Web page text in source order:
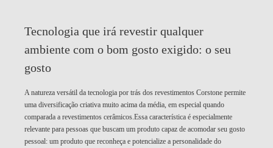
Tecnologia que irá revestir qualquer
ambiente com o bom gosto exigido: o seu
gosto
A natureza versátil da tecnologia por trás dos revestimentos Corstone permite
uma diversificação criativa muito acima da média, em especial quando
comparada a revestimentos cerâmicos.Essa característica é especialmente
relevante para pessoas que buscam um produto capaz de acomodar seu gosto
pessoal: um produto que reconheça e potencialize a personalidade do